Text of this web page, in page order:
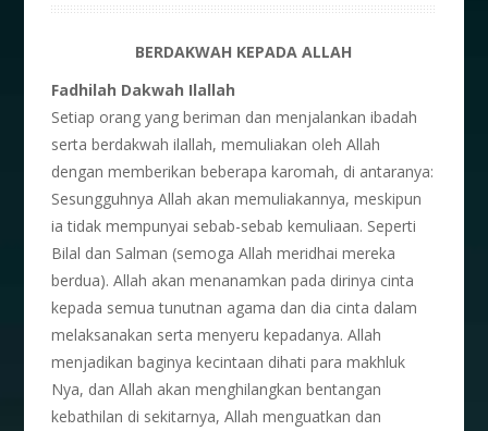
BERDAKWAH KEPADA ALLAH
Fadhilah Dakwah Ilallah
Setiap orang yang beriman dan menjalankan ibadah
serta berdakwah ilallah, memuliakan oleh Allah
dengan memberikan beberapa karomah, di antaranya:
Sesungguhnya Allah akan memuliakannya, meskipun
ia tidak mempunyai sebab-sebab kemuliaan. Seperti
Bilal dan Salman (semoga Allah meridhai mereka
berdua). Allah akan menanamkan pada dirinya cinta
kepada semua tunutnan agama dan dia cinta dalam
melaksanakan serta menyeru kepadanya. Allah
menjadikan baginya kecintaan dihati para makhluk
Nya, dan Allah akan menghilangkan bentangan
kebathilan di sekitarnya, Allah menguatkan dan